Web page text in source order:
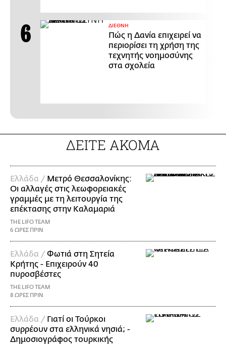
ΔΙΕΘΝΗ
Πώς η Δανία επιχειρεί να
περιορίσει τη χρήση της
τεχνητής νοημοσύνης
στα σχολεία
ΔΕΙΤΕ ΑΚΟΜΑ
Ελλάδα / Μετρό Θεσσαλονίκης:
Οι αλλαγές στις λεωφορειακές
γραμμές με τη λειτουργία της
επέκτασης στην Καλαμαριά
THE LIFO TEAM
6 ΩΡΕΣ ΠΡΙΝ
Ελλάδα /Φωτιά στη Σητεία
Κρήτης - Επιχειρούν 40
πυροσβέστες
THE LIFO TEAM
8 ΩΡΕΣ ΠΡΙΝ
Ελλάδα / Γιατί οι Τούρκοι
συρρέουν στα ελληνικά νησιά; -
Δημοσιογράφος τουρκικής